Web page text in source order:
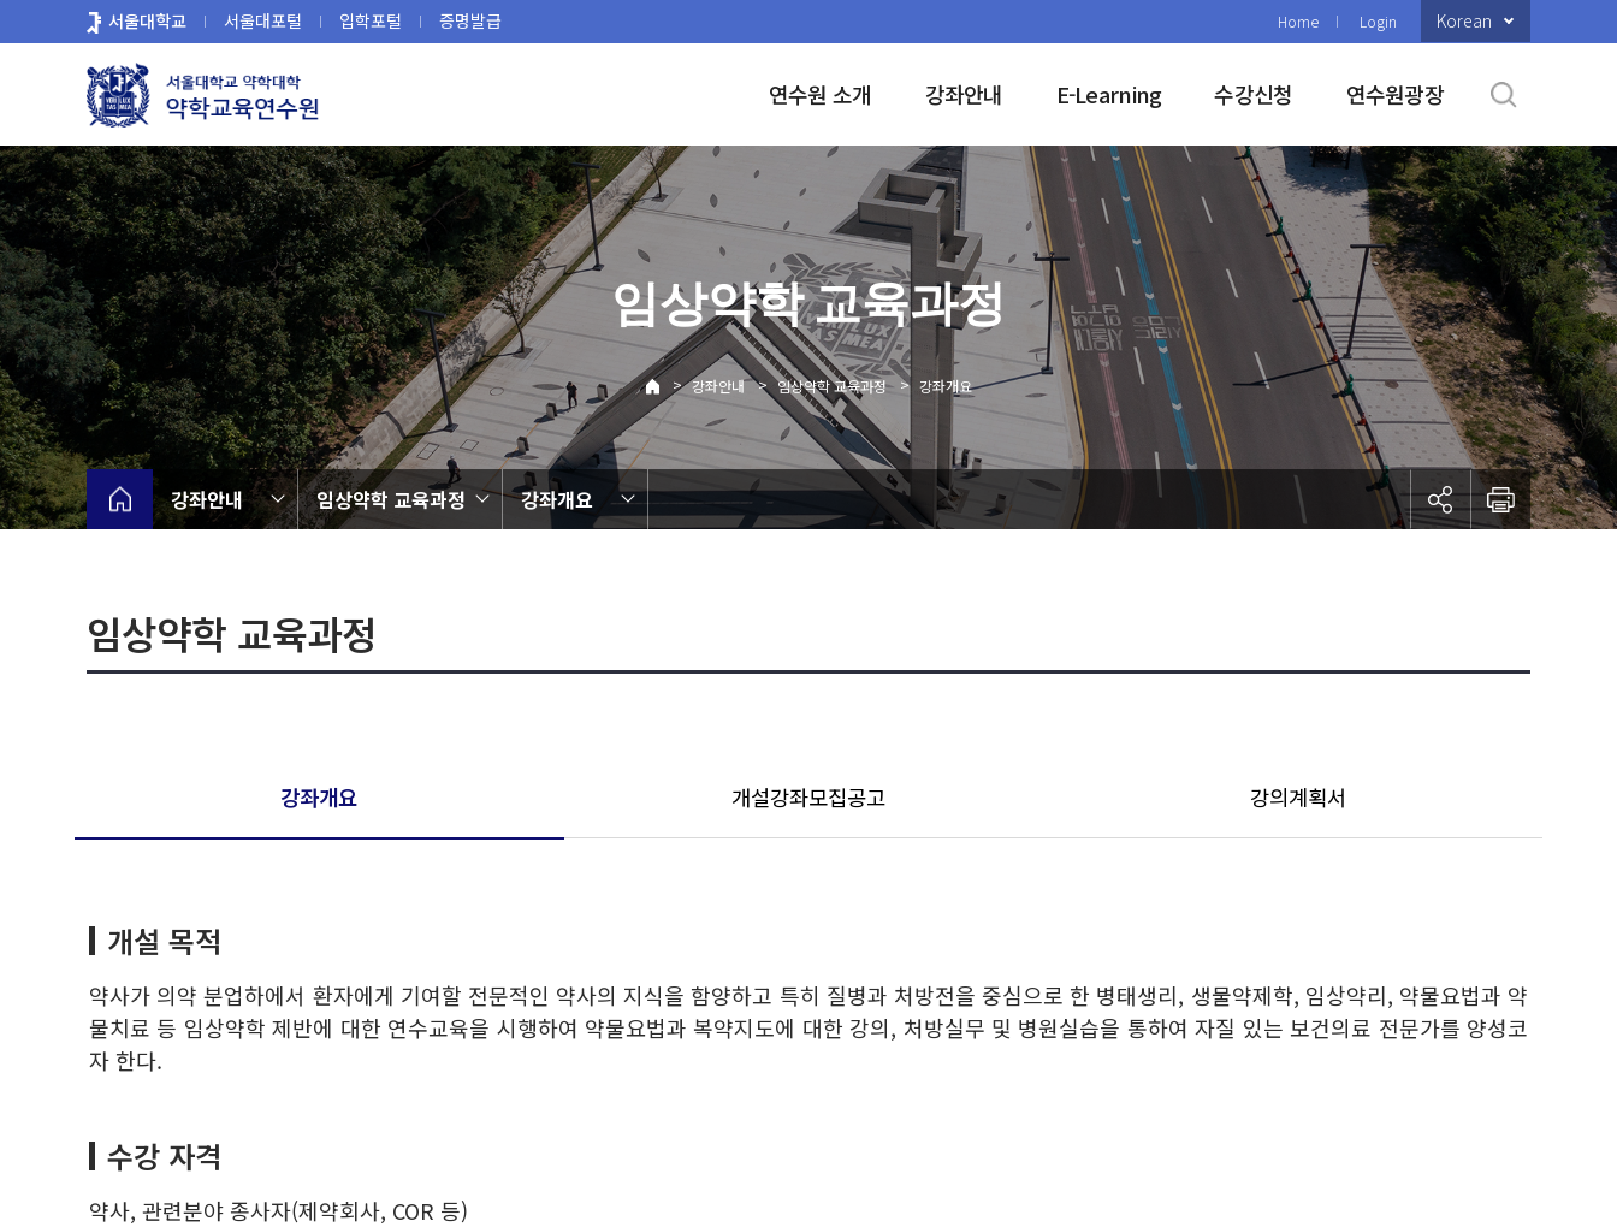
로
뉴
서울대학교 서울대포털 입학포털 증명발급 Home Login Korean
연수원 소개 강좌안내 E-Learning 수강신청 연수원광장
임상약학 교육과정
> 강좌안내 > 임상약학 교육과정 > 강좌개요
강좌안내 임상약학 교육과정 강좌개요
임상약학 교육과정
강좌개요 개설강좌모집공고 강의계획서
개설 목적
약사가 의약 분업하에서 환자에게 기여할 전문적인 약사의 지식을 함양하고 특히 질병과 처방전을 중심으로 한 병태생리, 생물약제학, 임상약리, 약물요법과 약
물치료 등 임상약학 제반에 대한 연수교육을 시행하여 약물요법과 복약지도에 대한 강의, 처방실무 및 병원실습을 통하여 자질 있는 보건의료 전문가를 양성코
자 한다.
수강 자격
약사, 관련분야 종사자(제약회사, COR 등)